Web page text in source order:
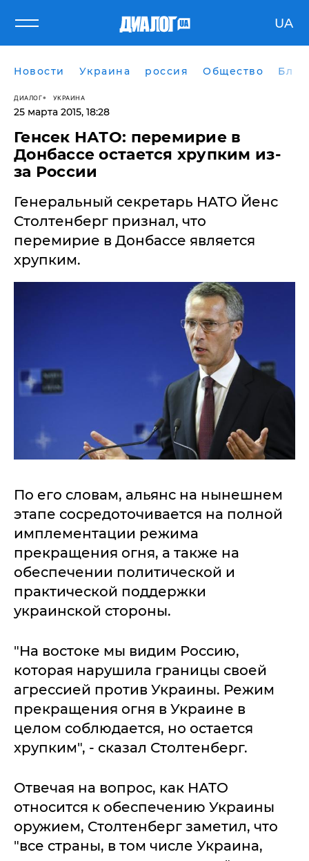
UA
Новости Украина россия Общество
ДИАЛОГ УКРАИНА
25 марта 2015, 18:28
Генсек НАТО: перемирие в
Донбассе остается хрупким из-
за России
Генеральный секретарь НАТО Йенс
Столтенберг признал, что
перемирие в Донбассе является
хрупким.
По его словам, альянс на нынешнем
этапе сосредоточивается на полной
имплементации режима
прекращения огня, а также на
обеспечении политической и
практической поддержки
украинской стороны.
"На востоке мы видим Россию,
которая нарушила границы своей
агрессией против Украины. Режим
прекращения огня в Украине в
целом соблюдается, но остается
хрупким", - сказал Столтенберг.
Отвечая на вопрос, как НАТО
относится к обеспечению Украины
оружием, Столтенберг заметил, что
"все страны, в том числе Украина,